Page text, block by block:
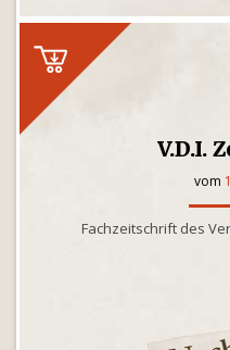
V.D.I.
vom
Fachzeitschrift des